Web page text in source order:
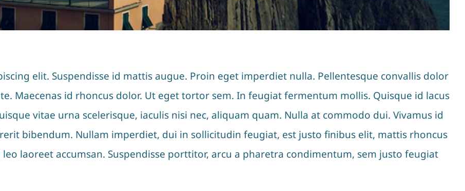
elit. Suspendisse id mattis augue. Proin eget imperdiet nulla. Pellentesque convallis dolor
Maecenas id rhoncus dolor. Ut eget tortor sem. In feugiat fermentum mollis. Quisque id lacus
vitae urna scelerisque, iaculis nisi nec, aliquam quam. Nulla at commodo dui. Vivamus id
bibendum. Nullam imperdiet, dui in sollicitudin feugiat, est justo finibus elit, mattis rhoncus
laoreet accumsan. Suspendisse porttitor, arcu a pharetra condimentum, sem justo feugiat